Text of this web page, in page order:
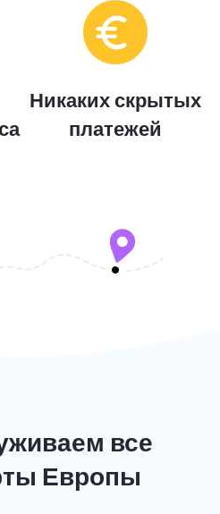
Никаких скрытых
платежей
все
Европы